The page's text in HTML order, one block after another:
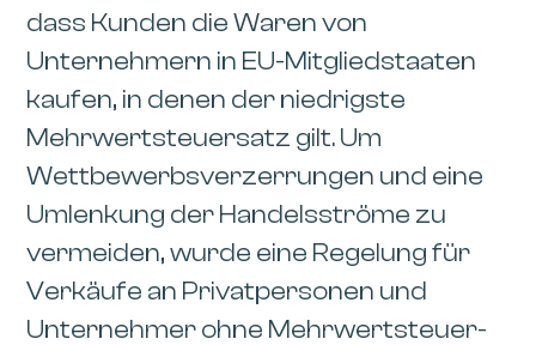
dass Kunden die Waren von
Unternehmern in EU-Mitgliedstaaten
kaufen, in denen der niedrigste
Mehrwertsteuersatz gilt. Um
Wettbewerbsverzerrungen und eine
Umlenkung der Handelsströme zu
vermeiden, wurde eine Regelung für
Verkäufe an Privatpersonen und
Unternehmer ohne Mehrwertsteuer-